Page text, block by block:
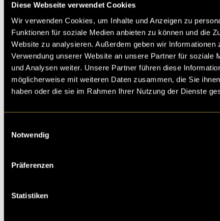
Diese Webseite verwendet Cookies
Wir verwenden Cookies, um Inhalte und Anzeigen zu
Funktionen für soziale Medien anbieten zu können und die
Website zu analysieren. Außerdem geben wir Informationen
Verwendung unserer Website an unsere Partner für soziale
und Analysen weiter. Unsere Partner führen diese
möglicherweise mit weiteren Daten zusammen, die Sie
haben oder die sie im Rahmen Ihrer Nutzung der Dienste
Notwendig
Präferenzen
Statistiken
Kritik
Ähnliche Artikel